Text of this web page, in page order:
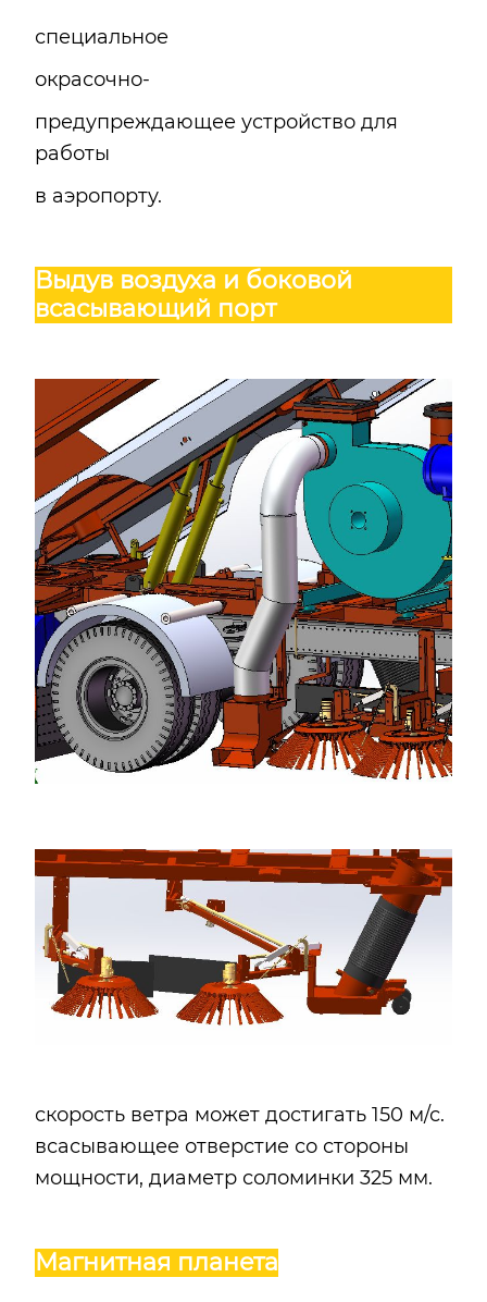
специальное
окрасочно-
предупреждающее устройство для
работы
в аэропорту.
Выдув воздуха и боковой
всасывающий порт
скорость ветра может достигать 150 м/с.
всасывающее отверстие со стороны
мощности, диаметр соломинки 325 мм.
Магнитная планета